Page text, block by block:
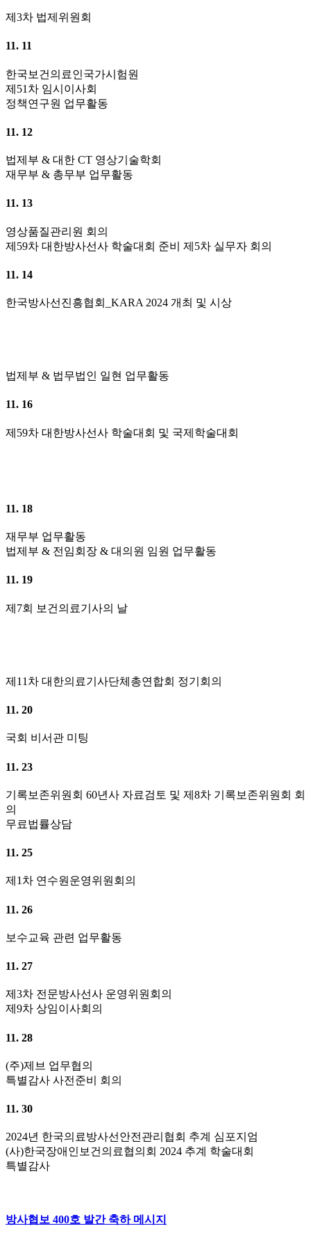
제3차 법제위원회
11. 11
한국보건의료인국가시험원
제51차 임시이사회
정책연구원 업무활동
11. 12
법제부 & 대한 CT 영상기술학회
재무부 & 총무부 업무활동
11. 13
영상품질관리원 회의
제59차 대한방사선사 학술대회 준비 제5차 실무자 회의
11. 14
한국방사선진흥협회_KARA 2024 개최 및 시상
법제부 & 법무법인 일현 업무활동
11. 16
제59차 대한방사선사 학술대회 및 국제학술대회
11. 18
재무부 업무활동
법제부 & 전임회장 & 대의원 임원 업무활동
11. 19
제7회 보건의료기사의 날
제11차 대한의료기사단체총연합회 정기회의
11. 20
국회 비서관 미팅
11. 23
기록보존위원회 60년사 자료검토 및 제8차 기록보존위원회 회
의
무료법률상담
11. 25
제1차 연수원운영위원회의
11. 26
보수교육 관련 업무활동
11. 27
제3차 전문방사선사 운영위원회의
제9차 상임이사회의
11. 28
(주)제브 업무협의
특별감사 사전준비 회의
11. 30
2024년 한국의료방사선안전관리협회 추계 심포지엄
(사)한국장애인보건의료협의회 2024 추계 학술대회
특별감사
방사협보 400호 발간 축하 메시지